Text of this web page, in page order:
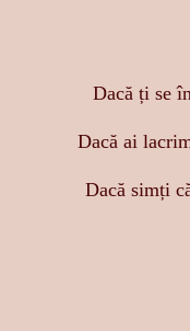
Dacă ți se
Dacă ai
Dacă simți